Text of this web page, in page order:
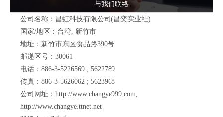
与我们联络
公司名称：昌虹科技有限公司(昌奕实业社)
国家/地区：台湾, 新竹市
地址：新竹市东区食品路390号
邮递区号：30061
电话：886-3-5226569 ; 5622789
传真：886-3-5626062 ; 5623968
公司网址： http://www.changye999.com,
http://www.changye.ttnet.net